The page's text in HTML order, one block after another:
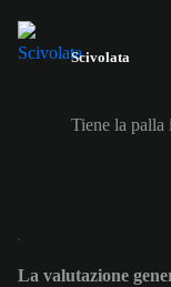
Scivolata
Tiene la palla
La valutazione